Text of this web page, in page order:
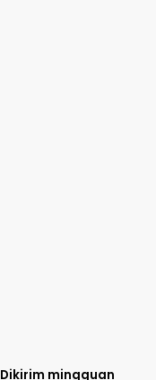
Dikirim mingguan